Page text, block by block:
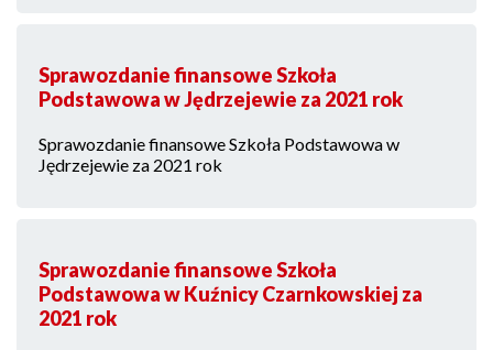
Sprawozdanie finansowe Szkoła
Podstawowa w Jędrzejewie za 2021 rok
Sprawozdanie finansowe Szkoła Podstawowa w
Jędrzejewie za 2021 rok
Sprawozdanie finansowe Szkoła
Podstawowa w Kuźnicy Czarnkowskiej za
2021 rok